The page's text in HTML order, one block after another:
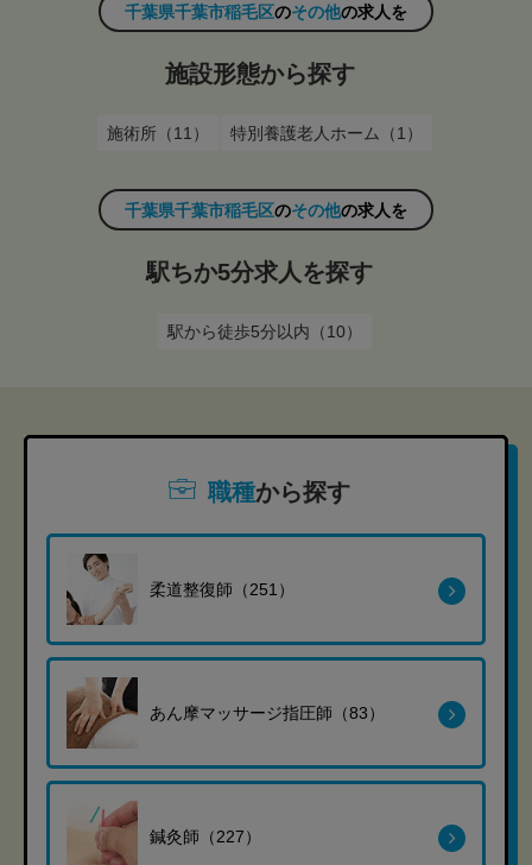
千葉県千葉市稲毛区のその他の求人を
施設形態から探す
施術所（11） 特別養護老人ホーム（1）
千葉県千葉市稲毛区のその他の求人を
駅ちか5分求人を探す
駅から徒歩5分以内（10）
職種から探す
柔道整復師（251）
あん摩マッサージ指圧師（83）
鍼灸師（227）